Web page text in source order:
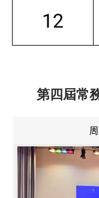
12
第四屆常